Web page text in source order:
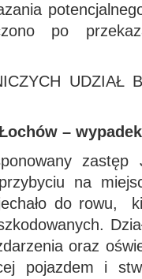
po
UDZIAŁ
–
na
do rowu,
oraz
pojazdem i